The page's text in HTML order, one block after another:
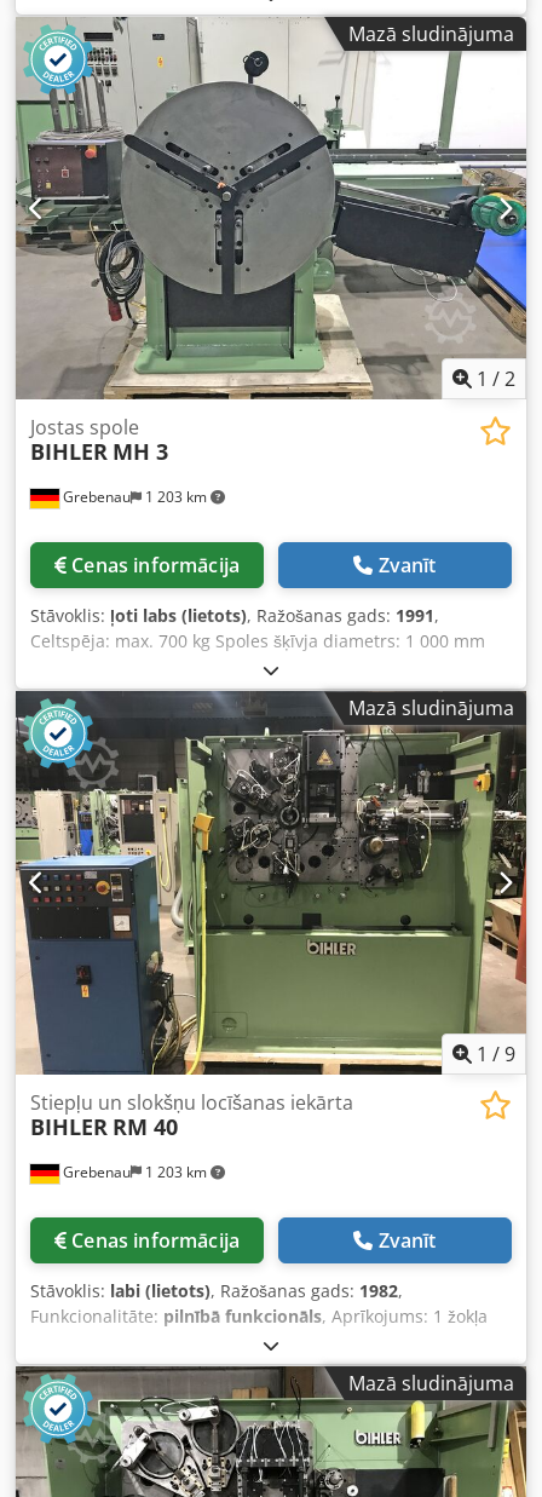
Ajyya Nxjlgor Iekārtas veids: Stieples un lentes locīšanas
iekārta Ražotājs: BIHLER Modelis: GRM100 Izgatavošanas
gads: 1993 Stieples diametra diapazons: 10 mm Lentes
platums: 100 mm Slīdņu skaits: 1 Ievilkuma garums: 250
mm Atrašanās vieta: Eiropā
Mazā sludinājuma
1 /2
Grebenau 1 203 km
Jostas spole
BIHLER MH 3
Cenas informācija Zvanīt
Stāvoklis: ļoti labs (lietots), Ražošanas gads: 1991,
Celtspēja: max. 700 kg Spoles šķīvja diametrs: 1 000 mm
Tinuma ārējais diametrs: max. 1 400 mm Tinuma iekšējais
diametrs: 260 - 710 mm Tinuma platums: max. 120 mm
Dsdpfjuugi Eex Algekr
Mazā sludinājuma
1 /9
Grebenau 1 203 km
Stiepļu un slokšņu locīšanas iekārta
BIHLER RM 40
Cenas informācija Zvanīt
Stāvoklis: labi (lietots), Ražošanas gads: 1982,
Funkcionalitāte: pilnībā funkcionāls, Aprīkojums: 1 žokļa
padeve pa labi Dkodjn E N Ndopfx Algor 1 divpunktu
ekscentra prese 90 kN 3 standarta slīdņu agregāti 1
šaurais slīdņu agregāts 1 vadības vārpsta Darba zona:
Stieples diametrs: 0,5 - 4,0 mm Lentas platums: līdz 60 mm
Padeves garums: līdz 270 mm Ražīgums: līdz 350
cikliem/min
Mazā sludinājuma